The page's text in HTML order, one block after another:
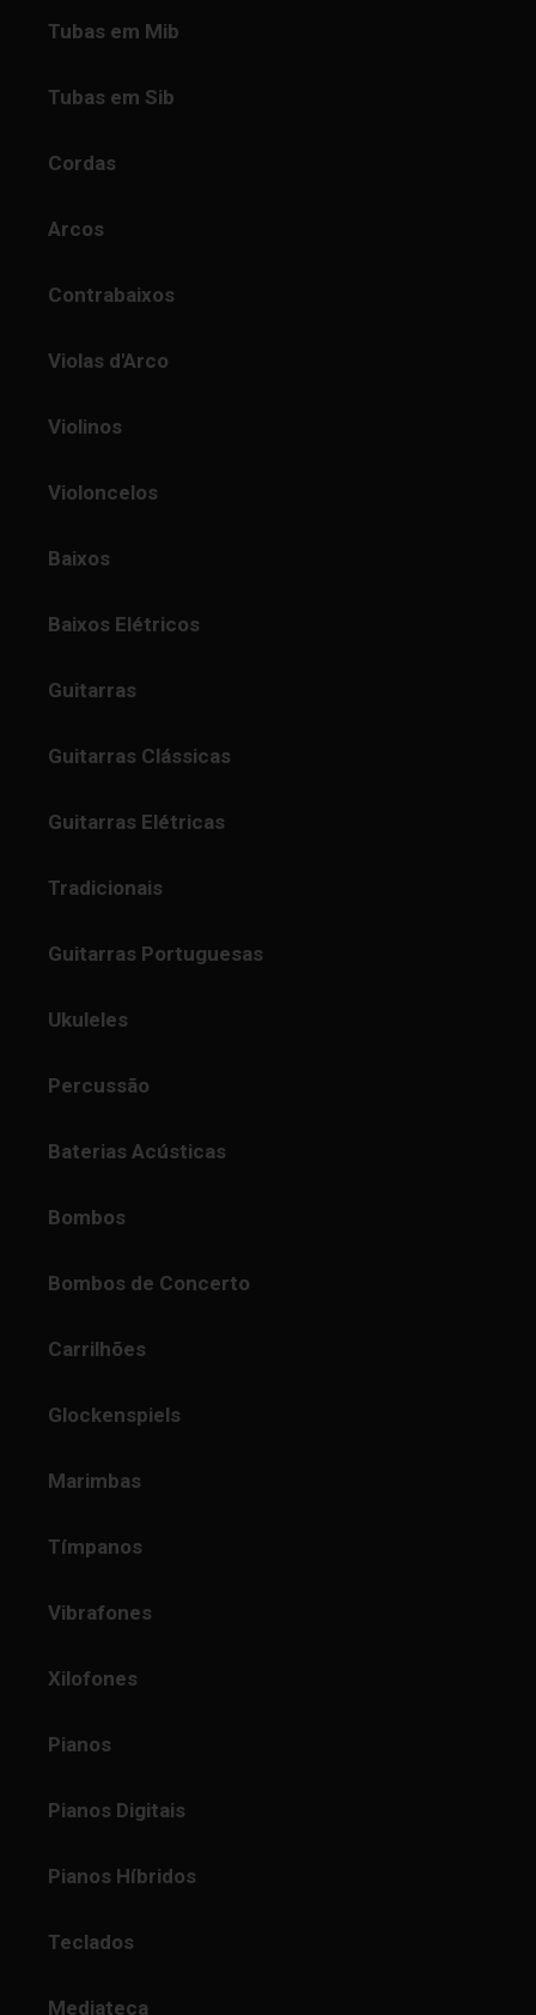
Tubas em Mib
Tubas em Sib
Cordas
Arcos
Contrabaixos
Violas d'Arco
Violinos
Violoncelos
Baixos
Baixos Elétricos
Guitarras
Guitarras Clássicas
Guitarras Elétricas
Tradicionais
Guitarras Portuguesas
Ukuleles
Percussão
Baterias Acústicas
Bombos
Bombos de Concerto
Carrilhões
Glockenspiels
Marimbas
Tímpanos
Vibrafones
Xilofones
Pianos
Pianos Digitais
Pianos Híbridos
Teclados
Mediateca